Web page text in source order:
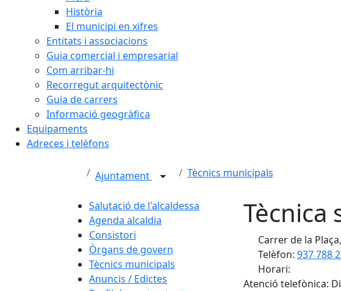
Història
El municipi en xifres
Entitats i associacions
Guia comercial i empresarial
Com arribar-hi
Recorregut arquitectònic
Guia de carrers
Informació geogràfica
Equipaments
Adreces i telèfons
Ajuntament Tècnics municipals
Salutació de l'alcaldessa
Agenda alcaldia
Consistori
Òrgans de govern
Tècnics municipals
Anuncis / Edictes
Carrer de la
Telèfon: 937 788
Horari:
Atenció telefònica: